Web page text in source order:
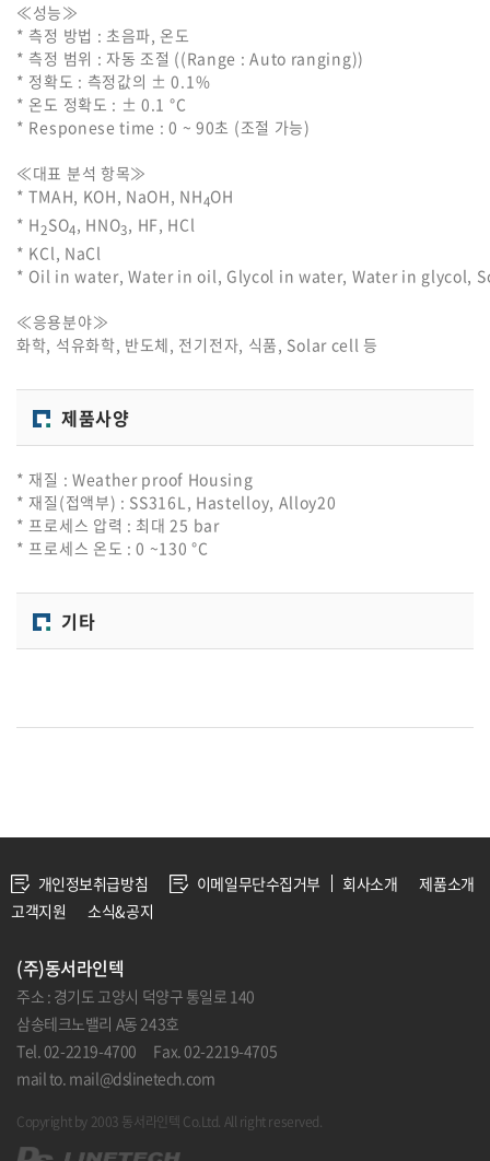
≪성능≫
* 측정 방법 : 초음파, 온도
* 측정 범위 : 자동 조절 ((Range : Auto ranging))
* 정확도 : 측정값의 ± 0.1%
* 온도 정확도 : ± 0.1 °C
* Responese time : 0 ~ 90초 (조절 가능)
≪대표 분석 항목≫
* TMAH, KOH, NaOH, NH4OH
* H2SO4 , HNO3
, HF, HCl
* KCl, NaCl
* Oil in water, Water in oil, Glycol in water, Water in glycol,
≪응용분야≫
화학, 석유화학, 반도체, 전기전자, 식품, Solar cell 등
제품사양
* 재질 : Weather proof Housing
* 재질(접액부) : SS316L, Hastelloy, Alloy20
* 프로세스 압력 : 최대 25 bar
* 프로세스 온도 : 0 ~130 °C
기타
개인정보취급방침 이메일무단수집거부 회사소개
제품소개
고객지원
소식&공지
(주)동서라인텍
주소 : 경기도 고양시 덕양구 통일로 140
삼송테크노밸리 A동 243호
Tel. 02-2219-4700 Fax. 02-2219-4705
mail to. mail@dslinetech.com
Copyright by 2003 동서라인텍 Co.Ltd. All right reserved.